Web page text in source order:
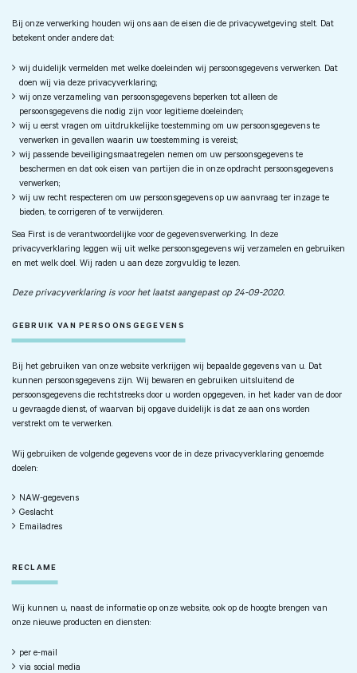
Bij onze verwerking houden wij ons aan de eisen die de privacywetgeving stelt. Dat
betekent onder andere dat:
wij duidelijk vermelden met welke doeleinden wij persoonsgegevens verwerken. Dat
doen wij via deze privacyverklaring;
wij onze verzameling van persoonsgegevens beperken tot alleen de
persoonsgegevens die nodig zijn voor legitieme doeleinden;
wij u eerst vragen om uitdrukkelijke toestemming om uw persoonsgegevens te
verwerken in gevallen waarin uw toestemming is vereist;
wij passende beveiligingsmaatregelen nemen om uw persoonsgegevens te
beschermen en dat ook eisen van partijen die in onze opdracht persoonsgegevens
verwerken;
wij uw recht respecteren om uw persoonsgegevens op uw aanvraag ter inzage te
bieden, te corrigeren of te verwijderen.
Sea First is de verantwoordelijke voor de gegevensverwerking. In deze
privacyverklaring leggen wij uit welke persoonsgegevens wij verzamelen en gebruiken
en met welk doel. Wij raden u aan deze zorgvuldig te lezen.
Deze privacyverklaring is voor het laatst aangepast op 24-09-2020.
GEBRUIK VAN PERSOONSGEGEVENS
Bij het gebruiken van onze website verkrijgen wij bepaalde gegevens van u. Dat
kunnen persoonsgegevens zijn. Wij bewaren en gebruiken uitsluitend de
persoonsgegevens die rechtstreeks door u worden opgegeven, in het kader van de door
u gevraagde dienst, of waarvan bij opgave duidelijk is dat ze aan ons worden
verstrekt om te verwerken.
Wij gebruiken de volgende gegevens voor de in deze privacyverklaring genoemde
doelen:
NAW-gegevens
Geslacht
Emailadres
RECLAME
Wij kunnen u, naast de informatie op onze website, ook op de hoogte brengen van
onze nieuwe producten en diensten:
per e-mail
via social media